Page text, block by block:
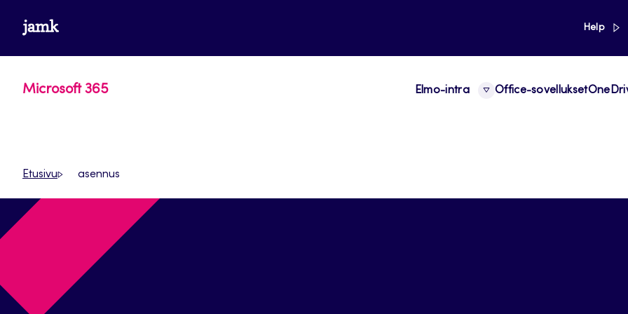
suoraan
sisältöön
www.jamk.fi Help
Microsoft 365 Elmo-intra Office-sovellukset
Etusivu asennus